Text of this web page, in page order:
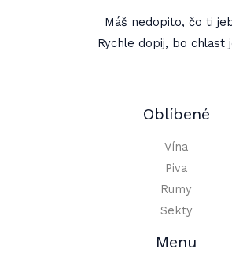
Máš nedopito, čo ti
Rychle dopij, bo chlast
Oblíbené
Vína
Piva
Rumy
Sekty
Menu